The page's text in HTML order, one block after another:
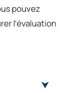
pouvez
l’évaluation